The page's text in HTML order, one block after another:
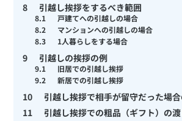
8 引越し挨拶をするべき範囲
8.1
戸建てへの引越しの場合
8.2
マンションへの引越しの場合
8.3
1人暮らしをする場合
9 引越しの挨拶の例
9.1
旧居での引越し挨拶
9.2
新居での引越し挨拶
10
引越し挨拶で相手が留守だった場
11
引越し挨拶での粗品（ギフト）の